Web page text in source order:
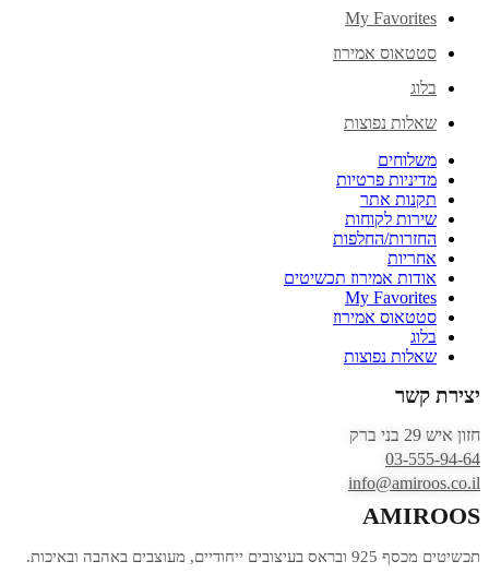
My Favorites
סטטאוס אמירוז
בלוג
שאלות נפוצות
משלוחים
מדיניות פרטיות
תקנות אתר
שירות לקוחות
החזרות/החלפות
אחריות
אודות אמירוז תכשיטים
My Favorites
סטטאוס אמירוז
בלוג
שאלות נפוצות
יצירת קשר
חזון איש 29 בני ברק
03-555-94-64
info@amiroos.co.il
AMIROOS
תכשיטים מכסף 925 ובראס בעיצובים ייחודיים, מעוצבים באהבה ובאיכות.